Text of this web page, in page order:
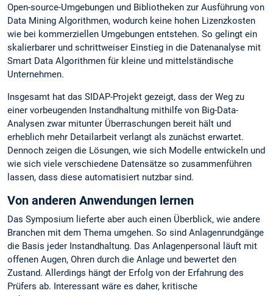
Open-source-Umgebungen und Bibliotheken zur Ausführung von
Data Mining Algorithmen, wodurch keine hohen Lizenzkosten
wie bei kommerziellen Umgebungen entstehen. So gelingt ein
skalierbarer und schrittweiser Einstieg in die Datenanalyse mit
Smart Data Algorithmen für kleine und mittelständische
Unternehmen.
Insgesamt hat das SIDAP-Projekt gezeigt, dass der Weg zu
einer vorbeugenden Instandhaltung mithilfe von Big-Data-
Analysen zwar mitunter Überraschungen bereit hält und
erheblich mehr Detailarbeit verlangt als zunächst erwartet.
Dennoch zeigen die Lösungen, wie sich Modelle entwickeln und
wie sich viele verschiedene Datensätze so zusammenführen
lassen, dass diese automatisiert nutzbar sind.
Von anderen Anwendungen lernen
Das Symposium lieferte aber auch einen Überblick, wie andere
Branchen mit dem Thema umgehen. So sind Anlagenrundgänge
die Basis jeder Instandhaltung. Das Anlagenpersonal läuft mit
offenen Augen, Ohren durch die Anlage und bewertet den
Zustand. Allerdings hängt der Erfolg von der Erfahrung des
Prüfers ab. Interessant wäre es daher, kritische